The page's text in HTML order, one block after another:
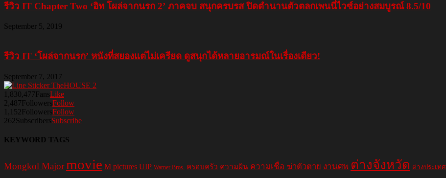
รีวิว IT Chapter Two ‘อิท โผล่จากนรก 2’ ภาคจบ สนุกครบรส ปิดตำนานตัวตลกเพนนี่ไวซ์อย่างสมบูรณ์ 8.5/10
September 5, 2019
รีวิว IT ‘โผล่จากนรก’ หนังที่สยองแต่ไม่เครียด ดูสนุกได้หลายอารมณ์ในเรื่องเดียว!
September 7, 2017
1,830,477FansLike
2,487FollowersFollow
1,152FollowersFollow
262SubscribersSubscribe
KEYWORD TAGS
Mongkol Majormovie M pictures UIP Warner Bros. ครอบครัว ความฝัน ความเชื่อ ฆ่าตัวตาย งานศพ ต่างจังหวัด ต่างประเทศ